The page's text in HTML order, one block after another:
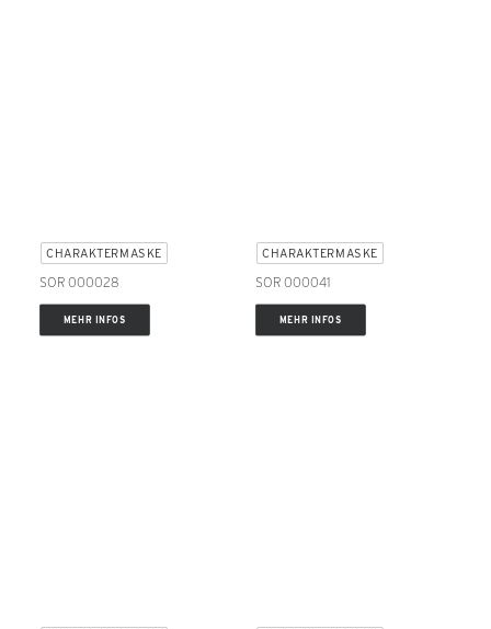
CHARAKTERMASKE
SOR 000028
MEHR INFOS
CHARAKTERMASKE
SOR 000041
MEHR INFOS